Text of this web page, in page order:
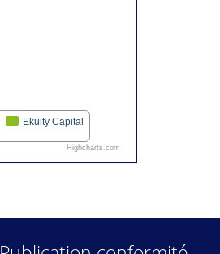
Ekuity Capital
Highcharts.com